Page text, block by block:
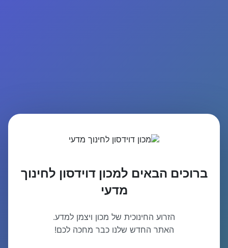
ברוכים הבאים למכון דוידסון לחינוך
מדעי
הזרוע החינוכית של מכון ויצמן למדע.
האתר החדש שלנו כבר מחכה לכם!